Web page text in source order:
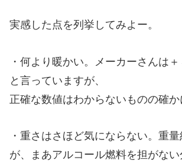
実感した点を列挙してみよー。
・何より暖かい。メーカーさんは
と言っていますが、
正確な数値はわからないものの確か
・重さはさほど気にならない。重
が、まあアルコール燃料を担がない